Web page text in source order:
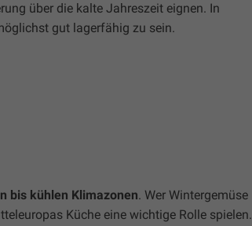
über die kalte Jahreszeit eignen. In
gut lagerfähig zu sein.
bis kühlen Klimazonen. Wer Wintergemüse
Küche eine wichtige Rolle spielen.